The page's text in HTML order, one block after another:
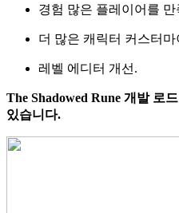
경험 많은 플레이어를
더 많은 캐릭터 커스터마
레벨 에디터 개선.
The Shadowed Rune 개발 로
있습니다.